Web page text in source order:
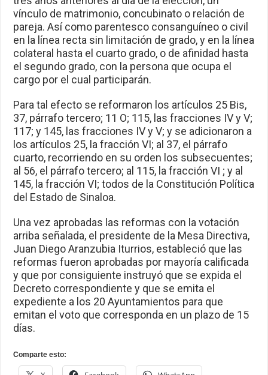
vínculo de matrimonio, concubinato o relación de
pareja. Así como parentesco consanguíneo o civil
en la línea recta sin limitación de grado, y en la línea
colateral hasta el cuarto grado, o de afinidad hasta
el segundo grado, con la persona que ocupa el
cargo por el cual participarán.
Para tal efecto se reformaron los artículos 25 Bis,
37, párrafo tercero; 11 O; 115, las fracciones IV y V;
117; y 145, las fracciones IV y V; y se adicionaron a
los artículos 25, la fracción VI; al 37, el párrafo
cuarto, recorriendo en su orden los subsecuentes;
al 56, el párrafo tercero; al 115, la fracción VI ; y al
145, la fracción VI; todos de la Constitución Política
del Estado de Sinaloa.
Una vez aprobadas las reformas con la votación
arriba señalada, el presidente de la Mesa Directiva,
Juan Diego Aranzubia Iturrios, estableció que las
reformas fueron aprobadas por mayoría calificada
y que por consiguiente instruyó que se expida el
Decreto correspondiente y que se emita el
expediente a los 20 Ayuntamientos para que
emitan el voto que corresponda en un plazo de 15
días.
Comparte esto: